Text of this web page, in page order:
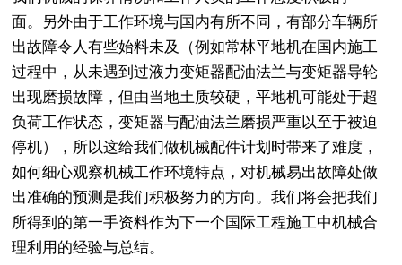
面。另外由于工作环境与国内有所不同，有部分车辆所
出故障令人有些始料未及（例如常林平地机在国内施工
过程中，从未遇到过液力变矩器配油法兰与变矩器导轮
出现磨损故障，但由当地土质较硬，平地机可能处于超
负荷工作状态，变矩器与配油法兰磨损严重以至于被迫
停机），所以这给我们做机械配件计划时带来了难度，
如何细心观察机械工作环境特点，对机械易出故障处做
出准确的预测是我们积极努力的方向。我们将会把我们
所得到的第一手资料作为下一个国际工程施工中机械合
理利用的经验与总结。